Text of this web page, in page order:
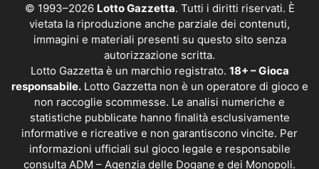
© 1993–2026 Lotto Gazzetta. Tutti i diritti riservati. È
vietata la riproduzione anche parziale dei contenuti,
immagini e materiali presenti su questo sito senza
autorizzazione scritta.
Lotto Gazzetta è un marchio registrato. 18+ – Gioca
responsabile.Lotto Gazzetta non è un operatore di gioco e
non raccoglie scommesse. Le analisi numeriche e
statistiche pubblicate hanno finalità esclusivamente
informative e ricreative e non garantiscono vincite. Per
informazioni ufficiali sul gioco legale e responsabile
consulta ADM – Agenzia delle Dogane e dei Monopoli.